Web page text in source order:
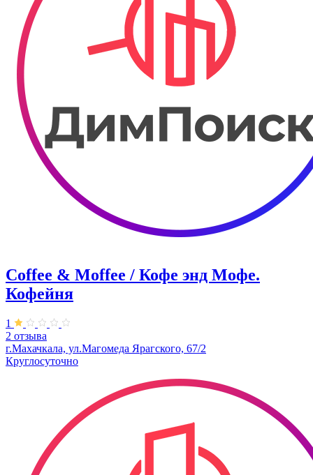
Coffee & Moffee / Кофе энд Мофе.
Кофейня
1
2 отзыва
г.Махачкала, ​ул.Магомеда Ярагского, 67/2
Круглосуточно